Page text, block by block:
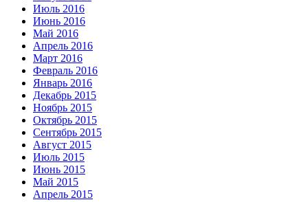
Июль 2016
Июнь 2016
Май 2016
Апрель 2016
Март 2016
Февраль 2016
Январь 2016
Декабрь 2015
Ноябрь 2015
Октябрь 2015
Сентябрь 2015
Август 2015
Июль 2015
Июнь 2015
Май 2015
Апрель 2015